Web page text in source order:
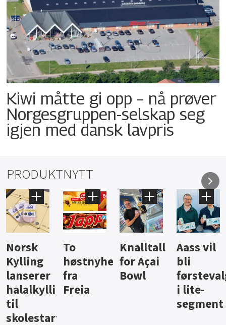
Kiwi måtte gi opp – nå prøver
Norgesgruppen-selskap seg
igjen med dansk lavpris
PRODUKTNYTT
Knalltall
for Açai
Bowl
Aass vil
bli
førstevalg
i lite-
Brus og
jus fra
Berentsen
Hard
iste fra
Hansa